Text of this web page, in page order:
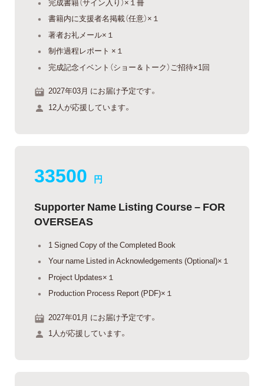
書籍内に支援者名掲載（任意）×１
著者お礼メール×１
制作過程レポート ×１
完成記念イベント（ショー＆トーク）ご招待×1回
2027年03月 にお届け予定です。
12人が応援しています。
33500 円
Supporter Name Listing Course – FOR
OVERSEAS
1 Signed Copy of the Completed Book
Your name Listed in Acknowledgements (Optional)×１
Project Updates×１
Production Process Report (PDF)×１
2027年01月 にお届け予定です。
1人が応援しています。